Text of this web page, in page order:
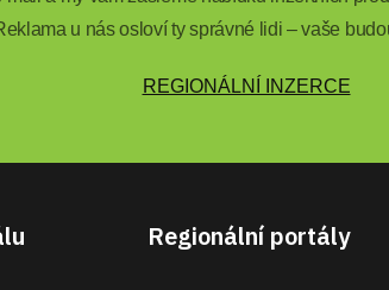
u nás osloví ty správné lidi – vaše
REGIONÁLNÍ INZERCE
Regionální portály